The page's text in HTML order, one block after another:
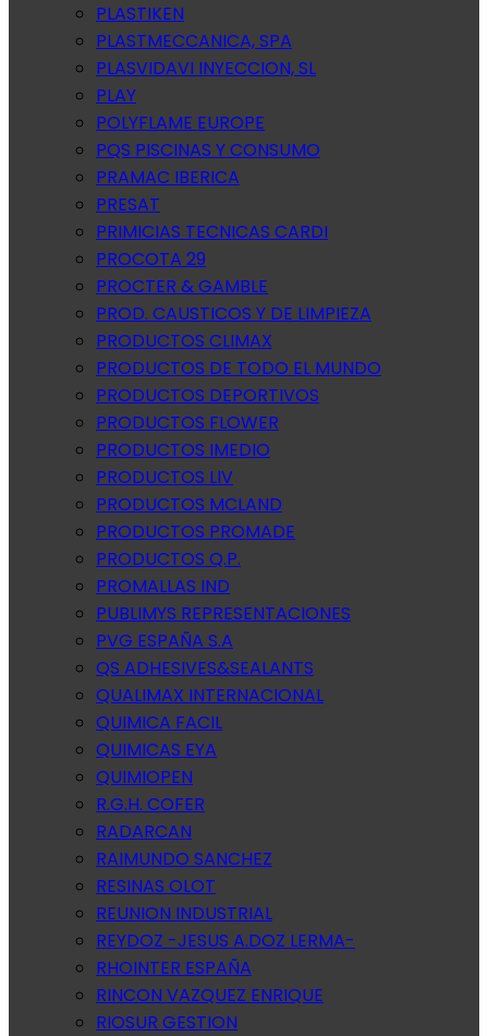
PLASTIKEN
PLASTMECCANICA, SPA
PLASVIDAVI INYECCION, SL
PLAY
POLYFLAME EUROPE
PQS PISCINAS Y CONSUMO
PRAMAC IBERICA
PRESAT
PRIMICIAS TECNICAS CARDI
PROCOTA 29
PROCTER & GAMBLE
PROD. CAUSTICOS Y DE LIMPIEZA
PRODUCTOS CLIMAX
PRODUCTOS DE TODO EL MUNDO
PRODUCTOS DEPORTIVOS
PRODUCTOS FLOWER
PRODUCTOS IMEDIO
PRODUCTOS LIV
PRODUCTOS MCLAND
PRODUCTOS PROMADE
PRODUCTOS Q.P.
PROMALLAS IND
PUBLIMYS REPRESENTACIONES
PVG ESPAÑA S.A
QS ADHESIVES&SEALANTS
QUALIMAX INTERNACIONAL
QUIMICA FACIL
QUIMICAS EYA
QUIMIOPEN
R.G.H. COFER
RADARCAN
RAIMUNDO SANCHEZ
RESINAS OLOT
REUNION INDUSTRIAL
REYDOZ -JESUS A.DOZ LERMA-
RHOINTER ESPAÑA
RINCON VAZQUEZ ENRIQUE
RIOSUR GESTION